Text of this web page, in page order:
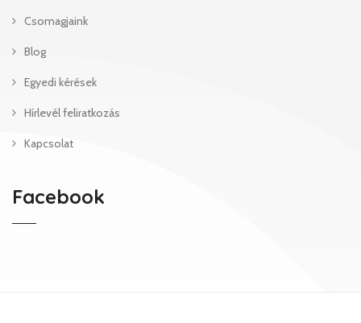
Csomagjaink
Blog
Egyedi kérések
Hírlevél feliratkozás
Kapcsolat
Facebook